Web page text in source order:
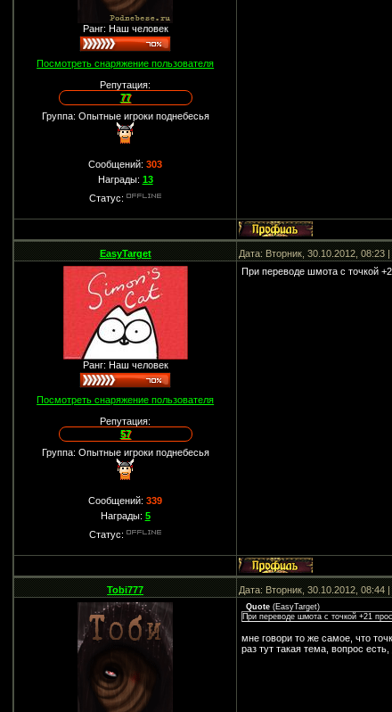
Ранг: Наш человек
Посмотреть снаряжение пользователя
Репутация:
77
Группа: Опытные игроки поднебесья
Сообщений:303
Награды: 13
Статус:
EasyTarget Дата: Вторник, 30.10.2012,
Ранг: Наш человек
Посмотреть снаряжение пользователя
Репутация:
57
Группа: Опытные игроки поднебесья
Сообщений:339
Награды: 5
Статус:
При переводе шмота с точкой
Tobi777 Дата: Вторник, 30.10.2012,
Quote (EasyTarget)
При переводе шмота с точкой +21
мне говори то же самое, что
раз тут такая тема, вопрос